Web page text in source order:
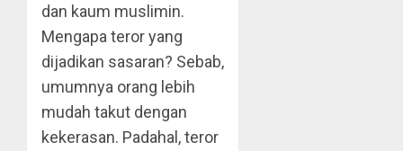
dan kaum muslimin.
Mengapa teror yang
dijadikan sasaran? Sebab,
umumnya orang lebih
mudah takut dengan
kekerasan. Padahal, teror